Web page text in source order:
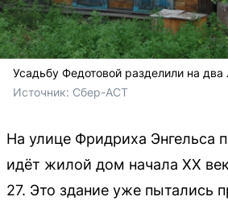
Усадьбу Федотовой разделили на два
Источник: Сбер-АСТ
На улице Фридриха Энгельса
идёт жилой дом начала ХХ
27. Это здание уже пытались